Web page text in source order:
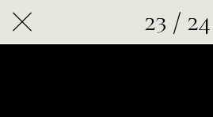
23 / 24